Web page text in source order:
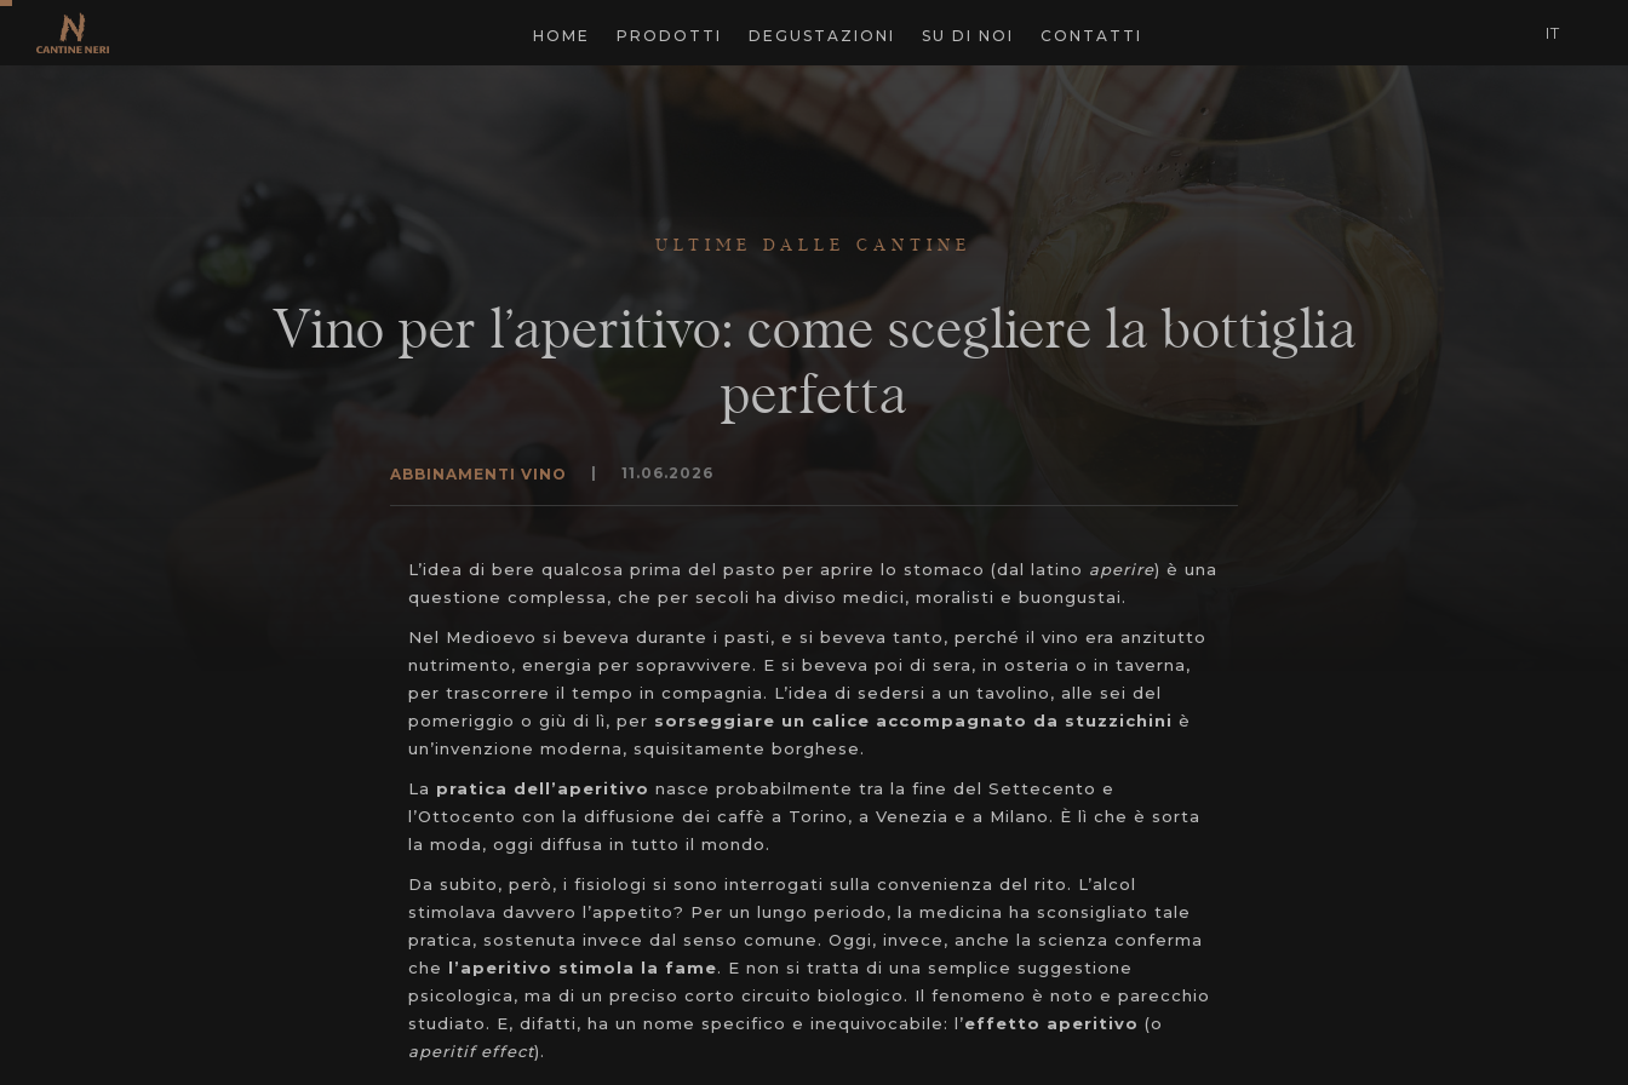
IT
HOME PRODOTTI DEGUSTAZIONI SU DI NOI CONTATTI
ULTIME DALLE CANTINE
Vino per l’aperitivo: come scegliere la bottiglia
perfetta
ABBINAMENTI VINO 11.06.2026
L’idea di bere qualcosa prima del pasto per aprire lo stomaco (dal latino aperire) è una
questione complessa, che per secoli ha diviso medici, moralisti e buongustai.
Nel Medioevo si beveva durante i pasti, e si beveva tanto, perché il vino era anzitutto
nutrimento, energia per sopravvivere. E si beveva poi di sera, in osteria o in taverna,
per trascorrere il tempo in compagnia. L’idea di sedersi a un tavolino, alle sei del
pomeriggio o giù di lì, per sorseggiare un calice accompagnato da stuzzichini è
un’invenzione moderna, squisitamente borghese.
La pratica dell’aperitivo nasce probabilmente tra la fine del Settecento e
l’Ottocento con la diffusione dei caffè a Torino, a Venezia e a Milano. È lì che è sorta
la moda, oggi diffusa in tutto il mondo.
Da subito, però, i fisiologi si sono interrogati sulla convenienza del rito. L’alcol
stimolava davvero l’appetito? Per un lungo periodo, la medicina ha sconsigliato tale
pratica, sostenuta invece dal senso comune. Oggi, invece, anche la scienza conferma
che l’aperitivo stimola la fame. E non si tratta di una semplice suggestione
psicologica, ma di un preciso corto circuito biologico. Il fenomeno è noto e parecchio
studiato. E, difatti, ha un nome specifico e inequivocabile: l’effetto aperitivo (o
aperitif effect).